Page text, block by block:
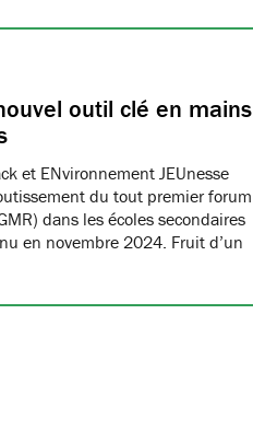
outil clé en mains
et ENvironnement JEUnesse
du tout premier forum
dans les écoles secondaires
en novembre 2024. Fruit d’un